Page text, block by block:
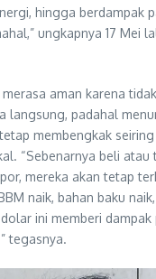
hingga berdampak
ungkapnya 17 Mei
aman karena
langsung, padahal
membengkak
“Sebenarnya beli atau
mereka akan tetap
naik, bahan baku
ini memberi dampak
tegasnya.